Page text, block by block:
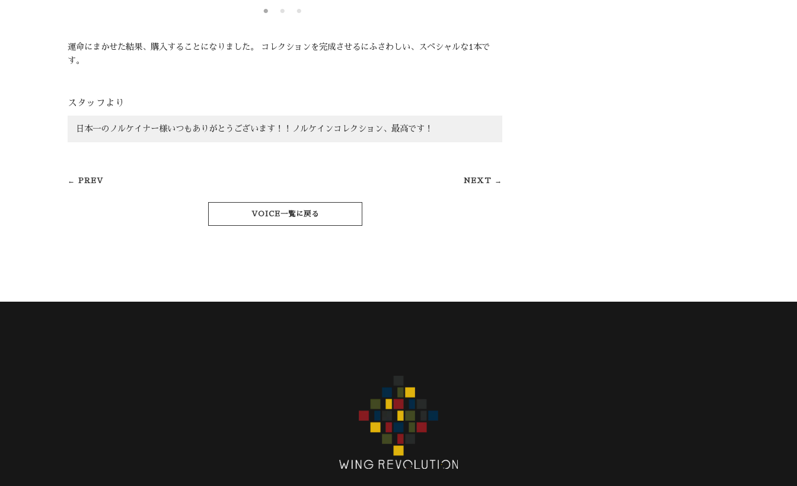
運命にまかせた結果、購入することになりました。 コレクションを完成させるにふさわしい、スペシャルな1本で
す。
スタッフより
日本一のノルケイナー様いつもありがとうございます！！ノルケインコレクション、最高です！
← PREV NEXT →
VOICE一覧に戻る